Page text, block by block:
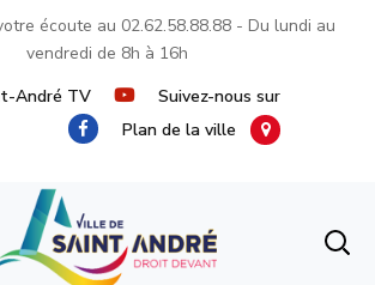
écoute au 02.62.58.88.88- Du lundi au
vendredi de 8h à 16h
André TV
Suivez-nous sur
Plan de la ville